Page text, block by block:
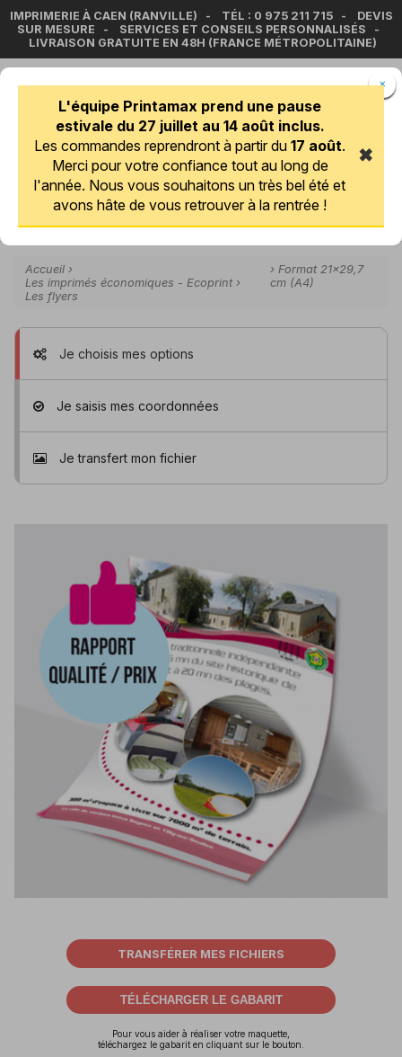
×
L'équipe Printamax prend une pause
estivale du 27 juillet au 14 août inclus.
Les commandes reprendront à partir du 17 août.
Merci pour votre confiance tout au long de
l'année. Nous vous souhaitons un très bel été et
avons hâte de vous retrouver à la rentrée !
✖
IMPRIMERIE À CAEN (RANVILLE) - TÉL : 0 975 211 715 - DEVIS
SUR MESURE - SERVICES ET CONSEILS PERSONNALISÉS -
LIVRAISON GRATUITE EN 48H (FRANCE MÉTROPOLITAINE)
Menu
Accueil ›
Les imprimés économiques - Ecoprint ›
Les flyers
› Format 21x29,7
cm (A4)
Je choisis mes options
Je saisis mes coordonnées
Je transfert mon fichier
TRANSFÉRER MES FICHIERS
TÉLÉCHARGER LE GABARIT
Pour vous aider à réaliser votre maquette,
téléchargez le gabarit en cliquant sur le bouton.